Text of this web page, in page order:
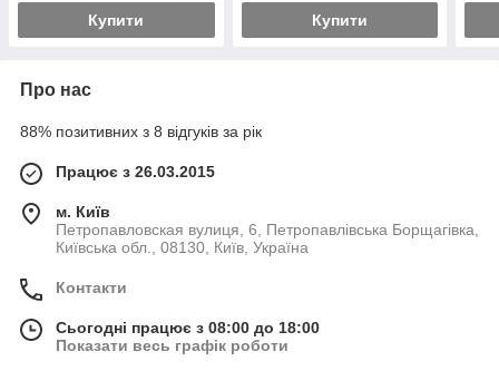
Купити Купити
Про нас
88% позитивних з 8 відгуків за рік
Працює з 26.03.2015
м. Київ
Петропавловская вулиця, 6, Петропавлівська Борщагівка,
Київська обл., 08130, Київ, Україна
Контакти
Сьогодні працює з 08:00 до 18:00
Показати весь графік роботи